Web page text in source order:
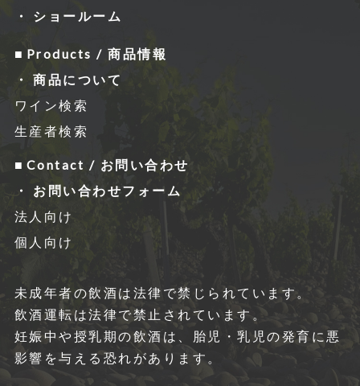
未成年者の飲酒は法律で禁じられています。
飲酒運転は法律で禁⽌されています。
妊娠中や授乳期の飲酒は、胎児・乳児の発育に悪
影響を与える恐れがあります。
ショールーム
Products / 商品情報
商品について
ワイン検索
生産者検索
Contact / お問い合わせ
お問い合わせフォーム
法人向け
個人向け